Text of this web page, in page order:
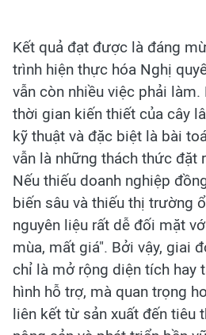
Kết quả đạt được là đáng
trình hiện thực hóa Nghị
vẫn còn nhiều việc phải
thời gian kiến thiết của cây
kỹ thuật và đặc biệt là bài
vẫn là những thách thức đặt
Nếu thiếu doanh nghiệp
biến sâu và thiếu thị trường
nguyên liệu rất dễ đối mặt
mùa, mất giá". Bởi vậy, giai
chỉ là mở rộng diện tích hay
hình hỗ trợ, mà quan trọng
liên kết từ sản xuất đến tiêu